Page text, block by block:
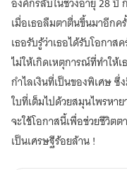
24
เมื่อเธอลืมตาตื่นขึ้นมาอีกค
เธอรับรู้ว่าเธอได้รับโอกา
ไม่ให้เกิดเหตุการณ์ที่ทำให้
กำไลเงินที่เป็นของพิเศษ
ใบที่เต็มไปด้วยสมุนไพรหา
จะใช้โอกาสนี้เพื่อช่วยชีวิต
เป็นเศรษฐีร้อยล้าน !